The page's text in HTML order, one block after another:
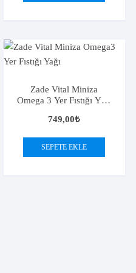
Zade Vital Miniza
Omega 3 Yer Fıstığı Yağı
749,00₺
SEPETE EKLE